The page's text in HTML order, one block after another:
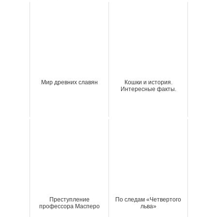
Мир древних славян
Кошки и история.
Интересные факты.
Преступление
профессора Масперо
По следам «Четвертого
льва»